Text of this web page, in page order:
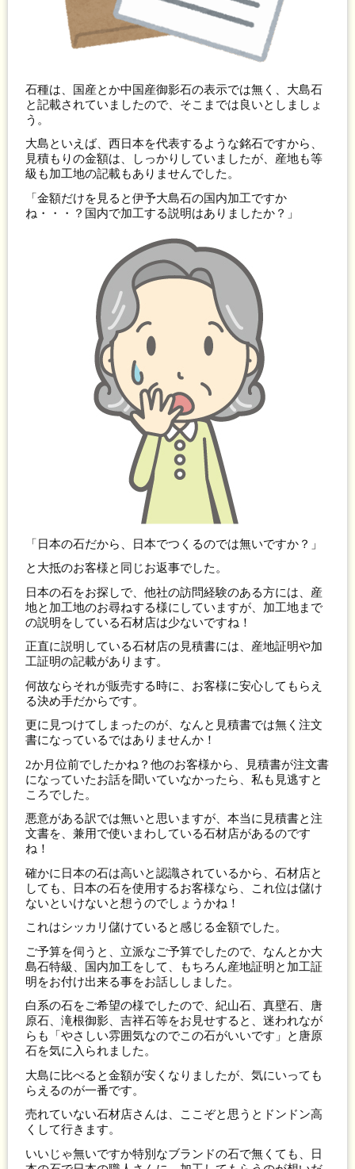
石種は、国産とか中国産御影石の表示では無く、大島石
と記載されていましたので、そこまでは良いとしましょ
う。
大島といえば、西日本を代表するような銘石ですから、
見積もりの金額は、しっかりしていましたが、産地も等
級も加工地の記載もありませんでした。
「金額だけを見ると伊予大島石の国内加工ですか
ね・・・？国内で加工する説明はありましたか？」
「日本の石だから、日本でつくるのでは無いですか？」
と大抵のお客様と同じお返事でした。
日本の石をお探しで、他社の訪問経験のある方には、産
地と加工地のお尋ねする様にしていますが、加工地まで
の説明をしている石材店は少ないですね！
正直に説明している石材店の見積書には、産地証明や加
工証明の記載があります。
何故ならそれが販売する時に、お客様に安心してもらえ
る決め手だからです。
更に見つけてしまったのが、なんと見積書では無く注文
書になっているではありませんか！
2か月位前でしたかね？他のお客様から、見積書が注文書
になっていたお話を聞いていなかったら、私も見逃すと
ころでした。
悪意がある訳では無いと思いますが、本当に見積書と注
文書を、兼用で使いまわしている石材店があるのです
ね！
確かに日本の石は高いと認識されているから、石材店と
しても、日本の石を使用するお客様なら、これ位は儲け
ないといけないと想うのでしょうかね！
これはシッカリ儲けていると感じる金額でした。
ご予算を伺うと、立派なご予算でしたので、なんとか大
島石特級、国内加工をして、もちろん産地証明と加工証
明をお付け出来る事をお話ししました。
白系の石をご希望の様でしたので、紀山石、真壁石、唐
原石、滝根御影、吉祥石等をお見せすると、迷われなが
らも「やさしい雰囲気なのでこの石がいいです」と唐原
石を気に入られました。
大島に比べると金額が安くなりましたが、気にいっても
らえるのが一番です。
売れていない石材店さんは、ここぞと思うとドンドン高
くして行きます。
いいじゃ無いですか特別なブランドの石で無くても、日